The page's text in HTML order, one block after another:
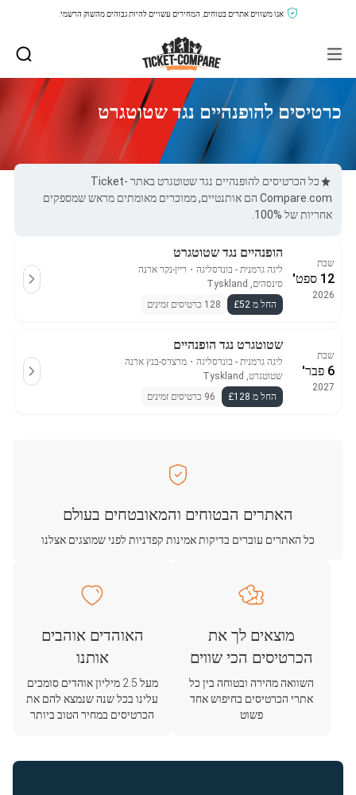
אנו משווים אתרים בטוחים, המחירים עשויים להיות גבוהים מהשוק הרשמי.
כרטיסים להופנהיים נגד שטוטגרט
כל הכרטיסים להופנהיים נגד שטוטגרט באתר Ticket-
Compare.com הם אותנטיים, ממוכרים מאומתים מראש שמספקים
אחריות של 100%.
שבת
12 ספט'
2026
הופנהיים נגד שטוטגרט
ליגה גרמנית - בונדסליגה ・ ריין-נקר ארנה
סינסהים, Tyskland
החל מ £52
128 כרטיסים זמינים
שבת
6 פבר'
2027
שטוטגרט נגד הופנהיים
ליגה גרמנית - בונדסליגה ・ מרצדס-בנץ ארנה
שטוטגרט, Tyskland
החל מ £128
96 כרטיסים זמינים
האתרים הבטוחים והמאובטחים בעולם
כל האתרים עוברים בדיקות אמינות קפדניות לפני שמוצגים אצלנו
מוצאים לך את
הכרטיסים הכי שווים
השוואה מהירה ובטוחה בין כל
אתרי הכרטיסים בחיפוש אחד
פשוט
האוהדים אוהבים
אותנו
מעל 2.5 מיליון אוהדים סומכים
עלינו בכל שנה שנמצא להם את
הכרטיסים במחיר הטוב ביותר